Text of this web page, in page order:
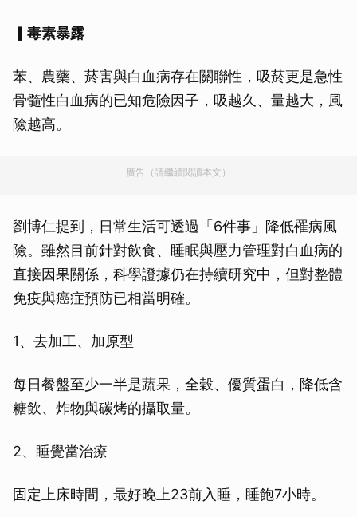
▎毒素暴露
苯、農藥、菸害與白血病存在關聯性，吸菸更是急性
骨髓性白血病的已知危險因子，吸越久、量越大，風
險越高。
廣告（請繼續閱讀本文）
劉博仁提到，日常生活可透過「6件事」降低罹病風
險。雖然目前針對飲食、睡眠與壓力管理對白血病的
直接因果關係，科學證據仍在持續研究中，但對整體
免疫與癌症預防已相當明確。
1、去加工、加原型
每日餐盤至少一半是蔬果，全穀、優質蛋白，降低含
糖飲、炸物與碳烤的攝取量。
2、睡覺當治療
固定上床時間，最好晚上23前入睡，睡飽7小時。